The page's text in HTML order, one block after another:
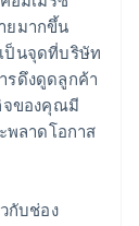
ยมากขึ้น
เป็นจุดที่บริษัท
รดึงดูดลูกค้า
จของคุณมี
พลาดโอกาส
กับช่อง